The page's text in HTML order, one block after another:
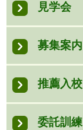
見学会
募集案内
推薦入校
委託訓練